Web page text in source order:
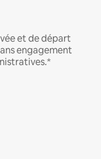
et de départ
engagement